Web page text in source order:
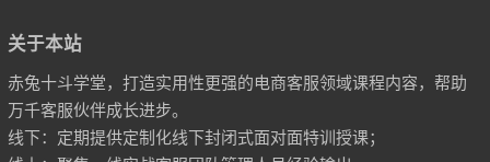
关于本站
赤兔十斗学堂，打造实用性更强的电商客服领域课程内容，帮助
万千客服伙伴成长进步。
线下：定期提供定制化线下封闭式面对面特训授课；